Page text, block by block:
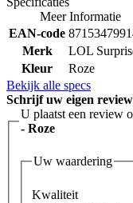
Meer Informatie
EAN-code
Merk
LOL
Kleur
Roze
Bekijk alle specs
Schrijf uw eigen review
U plaatst een review
- Roze
Uw waardering
Kwaliteit